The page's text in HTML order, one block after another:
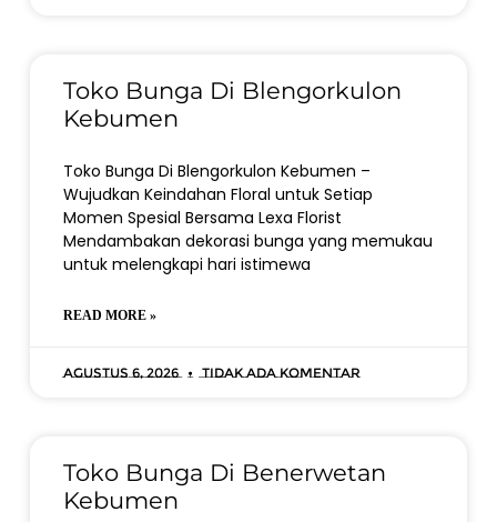
Toko Bunga Di Blengorkulon
Kebumen
Toko Bunga Di Blengorkulon Kebumen –
Wujudkan Keindahan Floral untuk Setiap
Momen Spesial Bersama Lexa Florist
Mendambakan dekorasi bunga yang memukau
untuk melengkapi hari istimewa
READ MORE »
Agustus 6, 2026 Tidak ada komentar
Toko Bunga Di Benerwetan
Kebumen